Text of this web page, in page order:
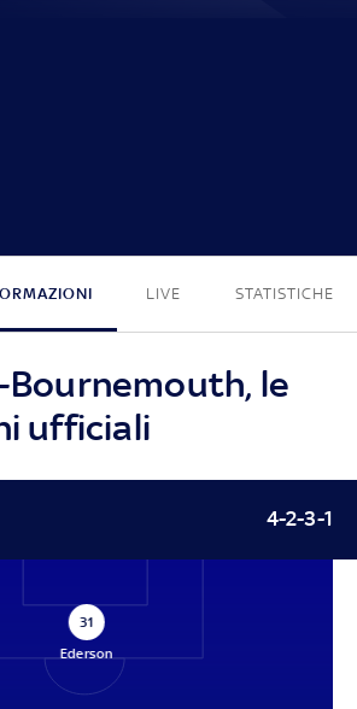
LIVE STATISTICHE
le
ufficiali
4-2-3-1
31
Ederson